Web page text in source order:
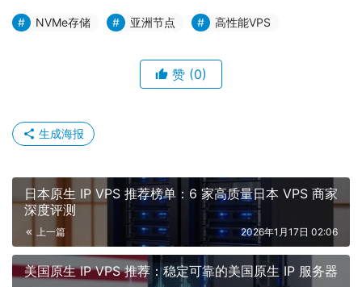
NVMe存储 亚洲节点 高性能VPS
赞 (0)
生成海报
日本原生 IP VPS 推荐榜单：6 家高质量日本 VPS 商家
深度评测
上一篇 2026年1月17日 02:06
美国原生 IP VPS 推荐：稳定可靠的美国原生 IP 服务器